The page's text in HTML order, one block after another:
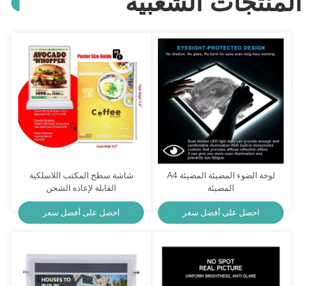
لوحة الضوء المضيئة المضيئة A4
المضيئة
احصل على أفضل سعر
شاشة سطح المكتب اللاسلكية
القابلة لإعادة الشحن
احصل على أفضل سعر